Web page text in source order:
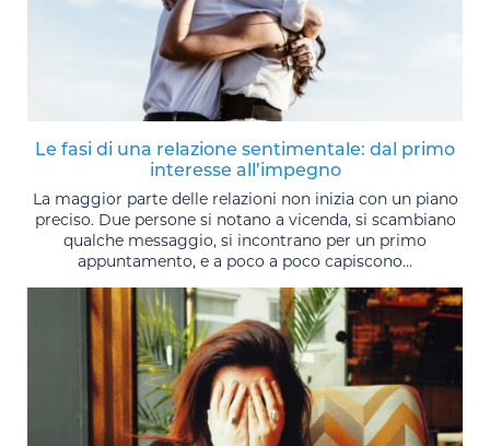
Le fasi di una relazione sentimentale: dal primo
interesse all’impegno
La maggior parte delle relazioni non inizia con un piano
preciso. Due persone si notano a vicenda, si scambiano
qualche messaggio, si incontrano per un primo
appuntamento, e a poco a poco capiscono...